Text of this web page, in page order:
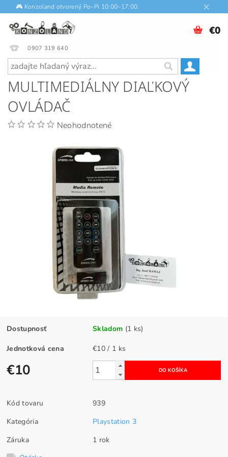
🎮 Konzoland otvorený Po–Pi 10:00–17:00.
0907 319 640
€0
MULTIMEDIÁLNY DIAĽKOVÝ
OVLÁDAČ
Neohodnotené
Dostupnosť Skladom (1 ks)
Jednotková cena €10 / 1 ks
€10
Kód tovaru
939
Kategória
Playstation 3
Záruka
1 rok